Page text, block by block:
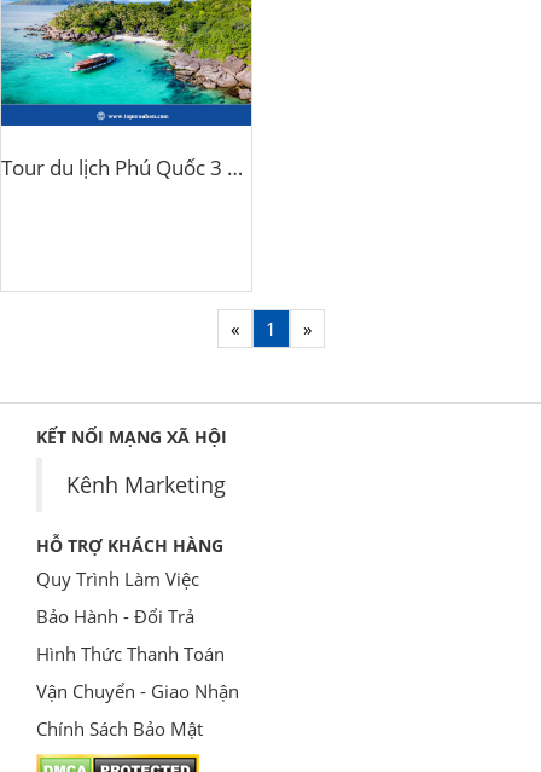
Tour du lịch Phú Quốc 3 ngày 2 đêm
« 1 »
KẾT NỐI MẠNG XÃ HỘI
Kênh Marketing
HỖ TRỢ KHÁCH HÀNG
Quy Trình Làm Việc
Bảo Hành - Đổi Trả
Hình Thức Thanh Toán
Vận Chuyển - Giao Nhận
Chính Sách Bảo Mật